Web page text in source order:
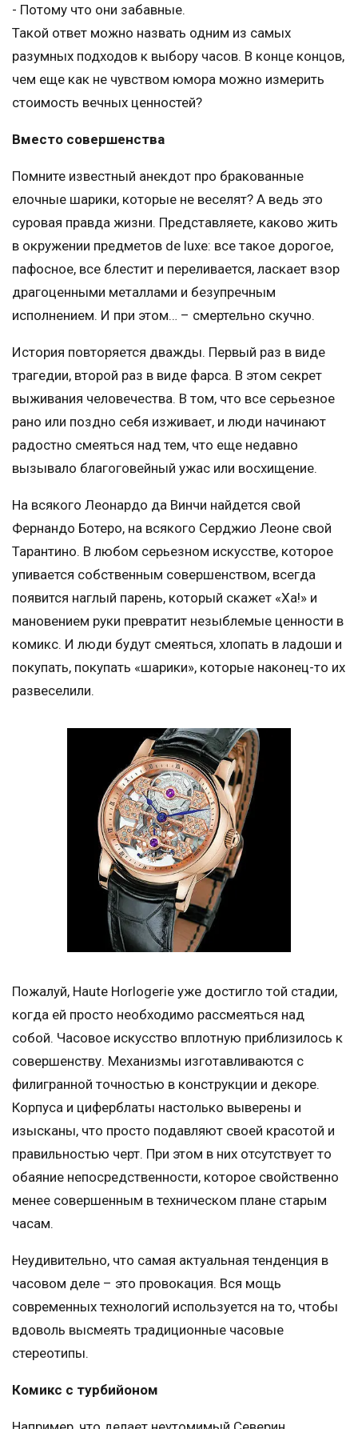
- Потому что они забавные.
Такой ответ можно назвать одним из самых
разумных подходов к выбору часов. В конце концов,
чем еще как не чувством юмора можно измерить
стоимость вечных ценностей?
Вместо совершенства
Помните известный анекдот про бракованные
елочные шарики, которые не веселят? А ведь это
суровая правда жизни. Представляете, каково жить
в окружении предметов de luxe: все такое дорогое,
пафосное, все блестит и переливается, ласкает взор
драгоценными металлами и безупречным
исполнением. И при этом… – смертельно скучно.
История повторяется дважды. Первый раз в виде
трагедии, второй раз в виде фарса. В этом секрет
выживания человечества. В том, что все серьезное
рано или поздно себя изживает, и люди начинают
радостно смеяться над тем, что еще недавно
вызывало благоговейный ужас или восхищение.
На всякого Леонардо да Винчи найдется свой
Фернандо Ботеро, на всякого Серджио Леоне свой
Тарантино. В любом серьезном искусстве, которое
упивается собственным совершенством, всегда
появится наглый парень, который скажет «Ха!» и
мановением руки превратит незыблемые ценности в
комикс. И люди будут смеяться, хлопать в ладоши и
покупать, покупать «шарики», которые наконец-то их
развеселили.
Пожалуй, Haute Horlogerie уже достигло той стадии,
когда ей просто необходимо рассмеяться над
собой. Часовое искусство вплотную приблизилось к
совершенству. Механизмы изготавливаются с
филигранной точностью в конструкции и декоре.
Корпуса и циферблаты настолько выверены и
изысканы, что просто подавляют своей красотой и
правильностью черт. При этом в них отсутствует то
обаяние непосредственности, которое свойственно
менее совершенным в техническом плане старым
часам.
Неудивительно, что самая актуальная тенденция в
часовом деле – это провокация. Вся мощь
современных технологий используется на то, чтобы
вдоволь высмеять традиционные часовые
стереотипы.
Комикс с турбийоном